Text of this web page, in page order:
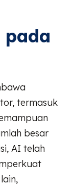
pada
termasuk
besar
AI telah